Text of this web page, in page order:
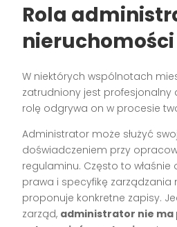
Rola
nieruchomości
W niektórych wspólnotach
zatrudniony jest profesjonalny
rolę odgrywa on w procesie
Administrator może służyć
doświadczeniem przy
regulaminu. Często to właśnie
prawa i specyfikę
proponuje konkretne zapisy.
zarząd, administrator nie ma